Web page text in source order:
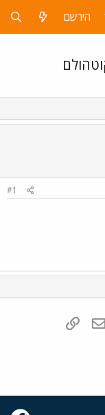
הירשם
#1
דואר אלקטרוני